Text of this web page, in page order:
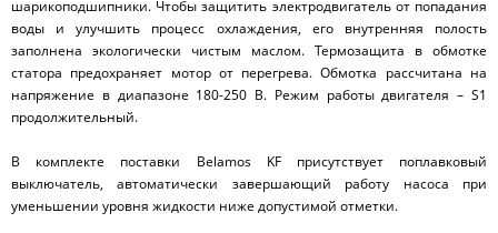
шарикоподшипники. Чтобы защитить электродвигатель от попадания
воды и улучшить процесс охлаждения, его внутренняя полость
заполнена экологически чистым маслом. Термозащита в обмотке
статора предохраняет мотор от перегрева. Обмотка рассчитана на
напряжение в диапазоне 180-250 В. Режим работы двигателя – S1
продолжительный.
В комплекте поставки Belamos KF присутствует поплавковый
выключатель, автоматически завершающий работу насоса при
уменьшении уровня жидкости ниже допустимой отметки.